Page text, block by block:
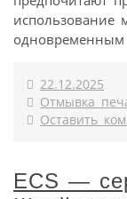
использование
22.12.2025
Отмывка
Оставить
ECS —